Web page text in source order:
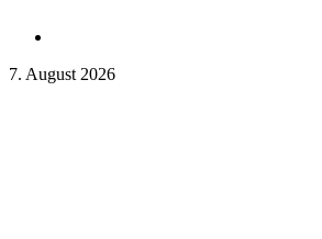
7. August 2026